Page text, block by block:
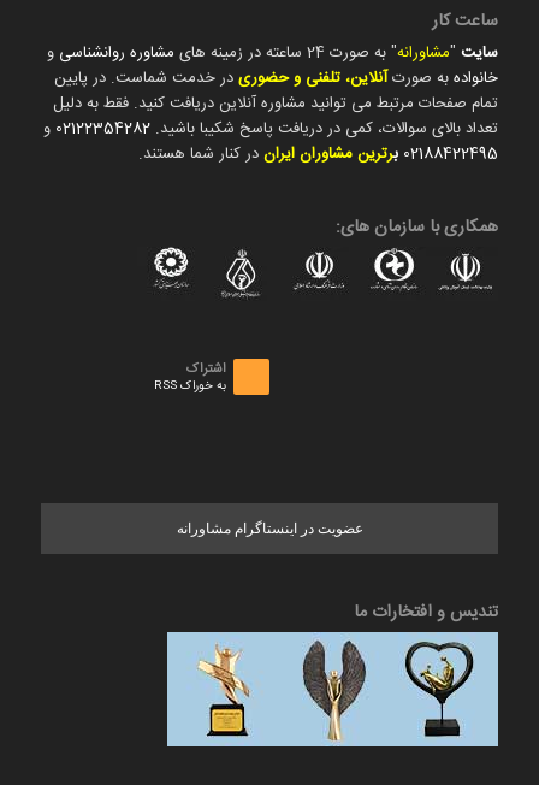
ساعت کار
سایت"مشاورانه" به صورت 24 ساعته در زمینه های مشاوره روانشناسی و
خانوادهبه صورتآنلاین، تلفنی و حضوریدر خدمت شماست. در پایین
تمام صفحات مرتبط می توانید مشاوره آنلاین دریافت کنید. فقط به دلیل
تعداد بالای سوالات، کمی در دریافت پاسخ شکیبا باشید. 02122354282 و
02188422495 برترین مشاوران ایراندر کنار شما هستند.
همکاری با سازمان های:
اشتراک
به خوراک RSS
عضویت در اینستاگرام مشاورانه
تندیس و افتخارات ما